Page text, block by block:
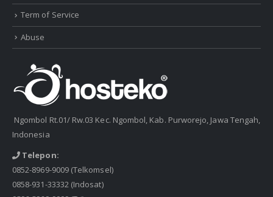
Term of Service
Abuse
Ngombol Rt.01/ Rw.03 Kec. Ngombol, Kab. Purworejo, Jawa Tengah,
Indonesia
Telepon:
0852-8969-9009(Telkomsel)
0858-931-33332(Indosat)